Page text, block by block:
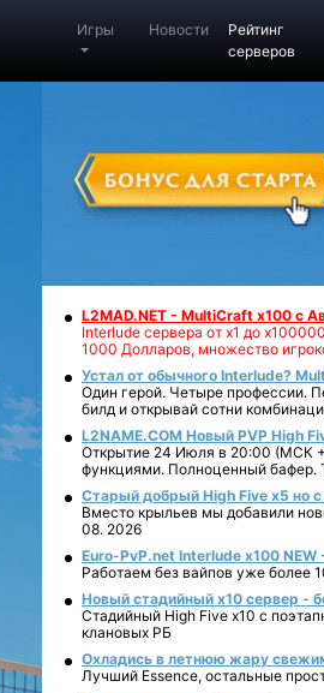
Игры Новости
Рейтинг
серверов
L2MAD.NET - MultiCraft x100 с
Interlude сервера от х1 до
1000 Долларов, множество
Устал от обычного Interlude?
Один герой. Четыре профессии.
билд и открывай сотни
L2NAME.COM Новый PVP High
Открытие 24 Июля в 20:00 (МСК
функциями. Полноценный бафер.
Старый добрый High Five x5 но
Вместо крыльев мы добавили
08. 2026
Euro-PvP.net Interlude х100
Работаем без вайпов уже более
Новый стадийный х10 сервер -
Стадийный High Five x10 с
клановых РБ
Охладись в летнюю жару
Лучший Essence, остальные